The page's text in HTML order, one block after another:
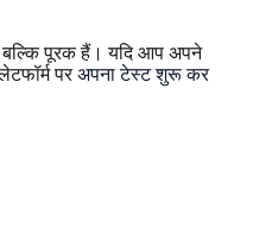
बल्कि पूरक हैं। यदि आप अपने
परअपना टेस्ट शुरू कर